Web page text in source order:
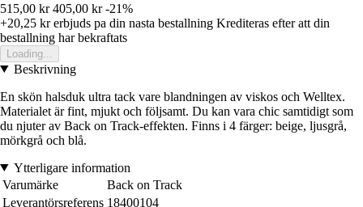
515,00 kr 405,00 kr -21%
+20,25 krerbjuds pa din nasta bestallning Krediteras efter att din
bestallning har bekraftats
Loading...
Beskrivning
En skön halsduk ultra tack vare blandningen av viskos och Welltex.
Materialet är fint, mjukt och följsamt. Du kan vara chic samtidigt som
du njuter av Back on Track-effekten. Finns i 4 färger: beige, ljusgrå,
mörkgrå och blå.
Ytterligare information
Varumärke
Back on Track
Leverantörsreferens 18400104